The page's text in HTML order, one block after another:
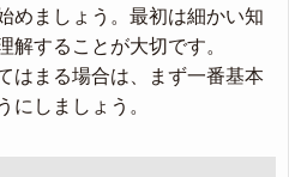
めましょう。最初は細かい知
解することが大切です。
はまる場合は、まず一番基本
にしましょう。